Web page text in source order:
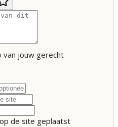
van jouw gerecht
de site geplaatst